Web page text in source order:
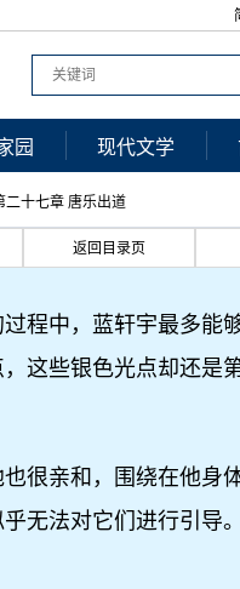
园 现代文学
二十七章 唐乐出道
返回目录页
程中，蓝轩宇最多能
这些银色光点却还是
很亲和，围绕在他身
无法对它们进行引导